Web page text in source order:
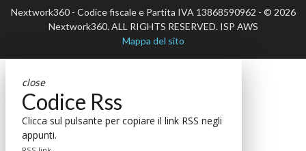
Nextwork360 - Codice fiscale e Partita IVA 13868590962 - © 2026
Nextwork360. ALL RIGHTS RESERVED. ISP AWS
Mappa del sito
close
Codice Rss
Clicca sul pulsante per copiare il link RSS negli
appunti.